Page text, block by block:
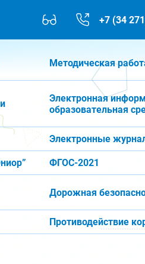
+7 (34
Методическая
Электронная
образовательная
Электронные
ФГОС-2021
Дорожная
Противодействие